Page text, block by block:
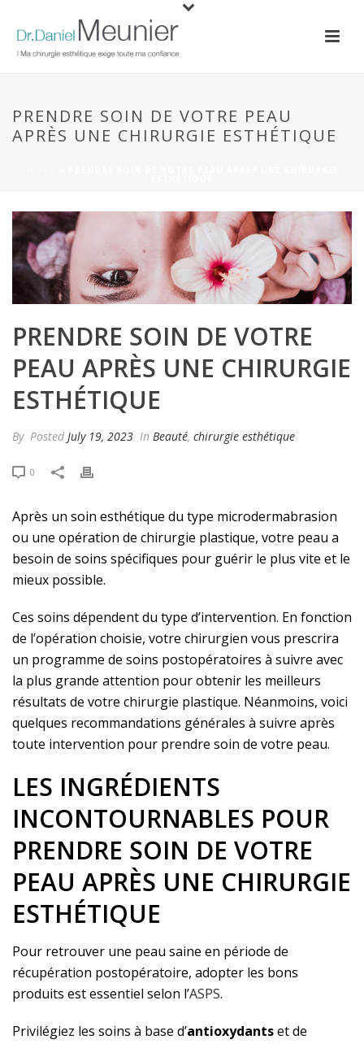
PRENDRE SOIN DE VOTRE PEAU
APRÈS UNE CHIRURGIE ESTHÉTIQUE
PRENDRE SOIN DE VOTRE
PEAU APRÈS UNE CHIRURGIE
ESTHÉTIQUE
By Posted July 19, 2023 In Beauté, chirurgie esthétique
0
Après un soin esthétique du type microdermabrasion
ou une opération de chirurgie plastique, votre peau a
besoin de soins spécifiques pour guérir le plus vite et le
mieux possible.
Ces soins dépendent du type d’intervention. En fonction
de l’opération choisie, votre chirurgien vous prescrira
un programme de soins postopératoires à suivre avec
la plus grande attention pour obtenir les meilleurs
résultats de votre chirurgie plastique. Néanmoins, voici
quelques recommandations générales à suivre après
toute intervention pour prendre soin de votre peau.
LES INGRÉDIENTS
INCONTOURNABLES POUR
PRENDRE SOIN DE VOTRE
PEAU APRÈS UNE CHIRURGIE
ESTHÉTIQUE
Pour retrouver une peau saine en période de
récupération postopératoire, adopter les bons
produits est essentiel selon l’ASPS.
Privilégiez les soins à base d’antioxydantset de